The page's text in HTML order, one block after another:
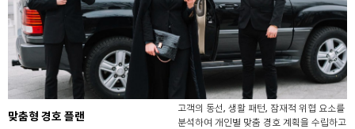
맞춤형 경호 플랜
고객의 동선, 생활 패턴, 잠재적 위협 요소를
분석하여 개인별 맞춤 경호 계획을 수립하고